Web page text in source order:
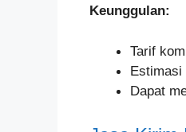
Keunggulan:
Tarif
Estimasi
Dapat